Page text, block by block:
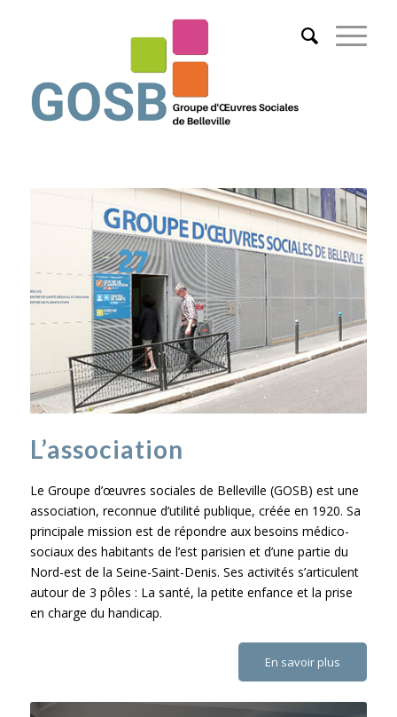
L’association
Le Groupe d’œuvres sociales de Belleville (GOSB) est une
association, reconnue d’utilité publique, créée en 1920. Sa
principale mission est de répondre aux besoins médico-
sociaux des habitants de l’est parisien et d’une partie du
Nord-est de la Seine-Saint-Denis. Ses activités s’articulent
autour de 3 pôles : La santé, la petite enfance et la prise
en charge du handicap.
En savoir plus